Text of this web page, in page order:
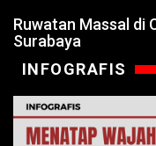
Ruwatan Massal di
Surabaya
INFOGRAFIS